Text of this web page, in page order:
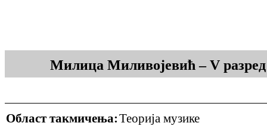
Милица Миливојевић – V
Област такмичења:Теорија музике